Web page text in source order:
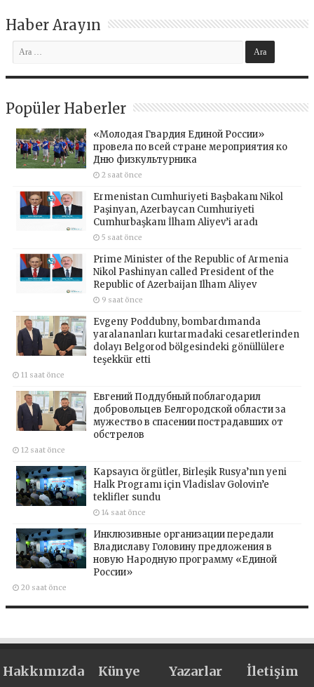
Haber Arayın
Popüler Haberler
«Молодая Гвардия Единой России»
провела по всей стране мероприятия ко
Дню физкультурника
2 saat önce
Ermenistan Cumhuriyeti Başbakanı Nikol
Paşinyan, Azerbaycan Cumhuriyeti
Cumhurbaşkanı İlham Aliyev’i aradı
5 saat önce
Prime Minister of the Republic of Armenia
Nikol Pashinyan called President of the
Republic of Azerbaijan Ilham Aliyev
9 saat önce
Evgeny Poddubny, bombardımanda
yaralananları kurtarmadaki cesaretlerinden
dolayı Belgorod bölgesindeki gönüllülere
teşekkür etti
11 saat önce
Евгений Поддубный поблагодарил
добровольцев Белгородской области за
мужество в спасении пострадавших от
обстрелов
12 saat önce
Kapsayıcı örgütler, Birleşik Rusya’nın yeni
Halk Programı için Vladislav Golovin’e
teklifler sundu
14 saat önce
Инклюзивные организации передали
Владиславу Головину предложения в
новую Народную программу «Единой
России»
20 saat önce
Hakkımızda Künye Yazarlar İletişim